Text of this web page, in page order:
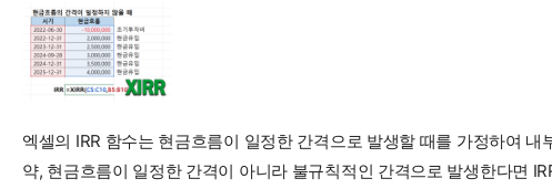
엑셀의 IRR 함수는 현금흐름이 일정한 간격으로 발생할 때를 가정하여
약, 현금흐름이 일정한 간격이 아니라 불규칙적인 간격으로 발생한다면